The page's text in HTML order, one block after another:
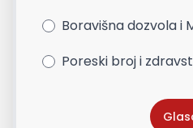
Boravišna dozvola i
Poreski broj i